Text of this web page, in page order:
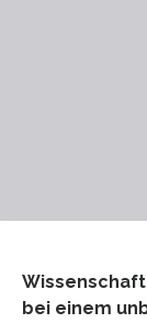
bei einem